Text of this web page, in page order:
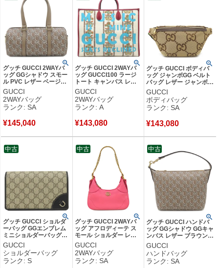
グッチ GUCCI 2WAYバ
ッグ GGシャドウ スモー
ル PVC レザー ベージュ
ゴールド金具 ハンドバッ
グ ショルダーバッグ
726428 【保存袋】 【中
古】新品同様品
GUCCI
2WAYバッグ
ランク: SA
¥145,040
グッチ GUCCI 2WAYバ
ッグ GUCCI100 ラージ
トート キャンバス レザ
ー ナチュラル×レッド×ブ
ルー ゴールド金具 100周
年記念モデル トートバッ
グ 659980 【中古】中古
GUCCI
2WAYバッグ
ランク: A
¥143,080
グッチ GUCCI ボディバ
ッグ ジャンボGG ベルト
バッグ レザー ジャンボ
GGキャンバス ベージュ×
ブラウン ゴールド金具 ウ
エストバッグ 茶 696031
【中古】新品同様品
GUCCI
ボディバッグ
ランク: SA
¥143,080
グッチ GUCCI ショルダ
ーバッグ GGエンブレム
ミニショルダーバッグ
GGスプリームキャンバ
ス ブラック×ベージュ ゴ
ールド金具 820688
【箱】 【中古】未使用保
GUCCI
ショルダーバッグ
ランク: S
中古
グッチ GUCCI 2WAYバ
ッグ アフロディーテ ス
モール ショルダー レザ
ー ピンク ヴィンテージ
金具 GG チェーン ハーフ
ムーン 731817 【中古】
新品同様品
GUCCI
2WAYバッグ
ランク: SA
中古
グッチ GUCCI ハンドバ
ッグ GGシャドウ GGキャ
ンバス レザー ブラウン
ゴールド金具 795059
【箱】 【中古】新品同様
品
GUCCI
ハンドバッグ
ランク: SA
中古